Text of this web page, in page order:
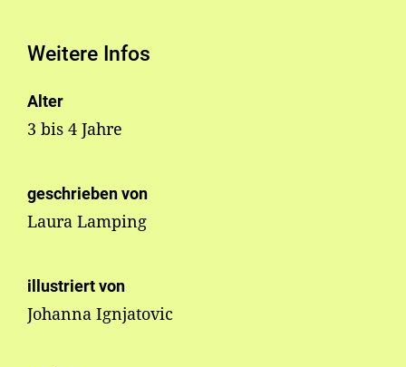
Weitere Infos
Alter
3 bis 4 Jahre
geschrieben von
Laura Lamping
illustriert von
Johanna Ignjatovic